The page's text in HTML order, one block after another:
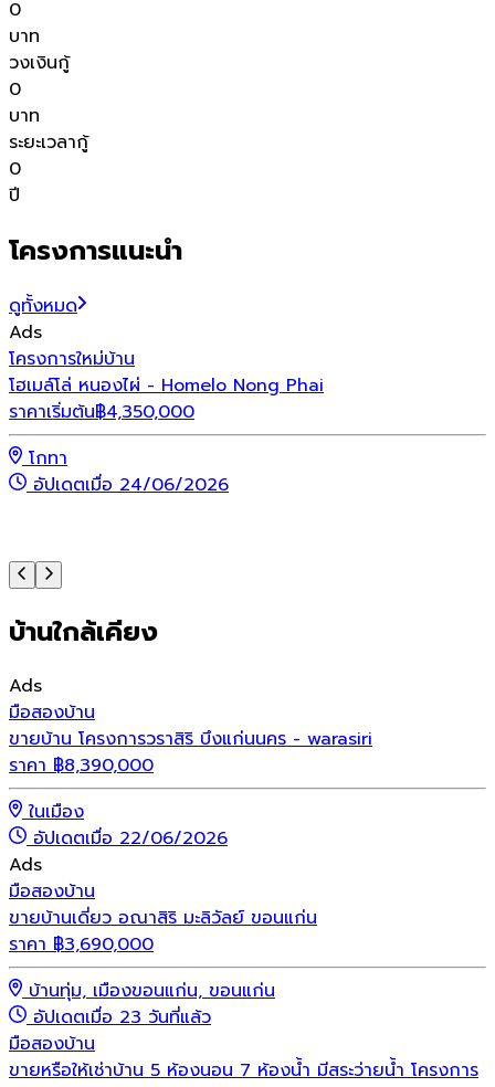
0
บาท
วงเงินกู้
0
บาท
ระยะเวลากู้
0
ปี
โครงการแนะนำ
ดูทั้งหมด
Ads
โครงการใหม่บ้าน
โฮเมล์โล่ หนองไผ่ - Homelo Nong Phai
ราคาเริ่มต้น฿4,350,000
โกทา
อัปเดตเมื่อ 24/06/2026
บ้านใกล้เคียง
Ads
มือสองบ้าน
ขายบ้าน โครงการวราสิริ บึงแก่นนคร - warasiri
ราคา ฿8,390,000
ในเมือง
อัปเดตเมื่อ 22/06/2026
Ads
มือสองบ้าน
ขายบ้านเดี่ยว อณาสิริ มะลิวัลย์ ขอนแก่น
ราคา ฿3,690,000
บ้านทุ่ม, เมืองขอนแก่น, ขอนแก่น
อัปเดตเมื่อ 23 วันที่แล้ว
มือสองบ้าน
ขายหรือให้เช่าบ้าน 5 ห้องนอน 7 ห้องน้ำ มีสระว่ายน้ำ โครงการ